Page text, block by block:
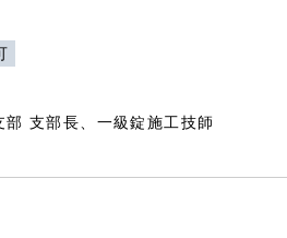
支部長、一級錠施工技師